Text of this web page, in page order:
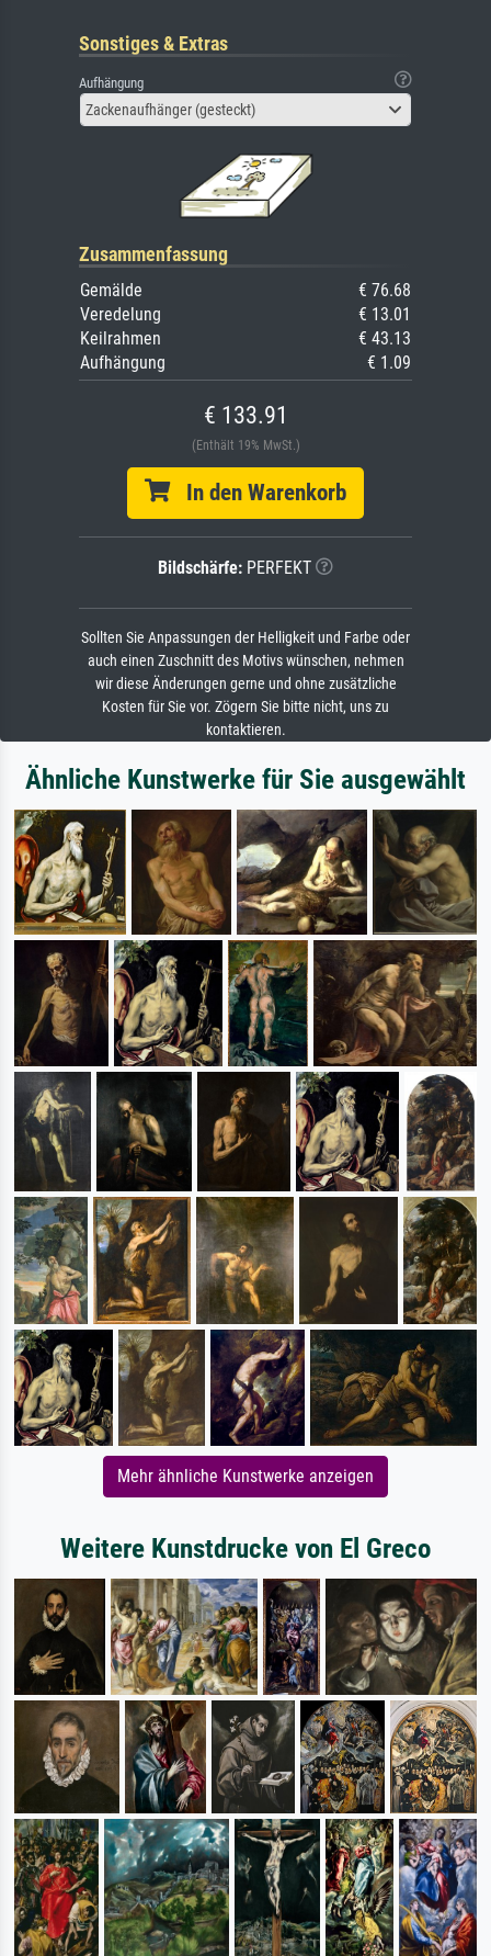
Sonstiges & Extras
Aufhängung
Zackenaufhänger (gesteckt)
Zusammenfassung
Gemälde
€ 76.68
Veredelung
€ 13.01
Keilrahmen
€ 43.13
Aufhängung
€ 1.09
€ 133.91
(Enthält 19% MwSt.)
In den Warenkorb
Bildschärfe: PERFEKT
Sollten Sie Anpassungen der Helligkeit und Farbe oder
auch einen Zuschnitt des Motivs wünschen, nehmen
wir diese Änderungen gerne und ohne zusätzliche
Kosten für Sie vor. Zögern Sie bitte nicht, uns zu
kontaktieren.
Ähnliche Kunstwerke für Sie ausgewählt
Mehr ähnliche Kunstwerke anzeigen
Weitere Kunstdrucke von El Greco